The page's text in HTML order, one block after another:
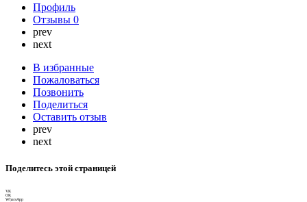
Профиль
Отзывы 0
prev
next
В избранные
Пожаловаться
Позвонить
Поделиться
Оставить отзыв
prev
next
Поделитесь этой страницей
VK
OK
WhatsApp